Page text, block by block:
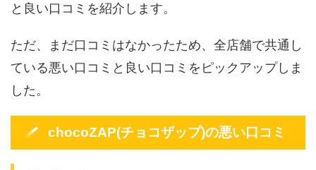
と良い口コミを紹介します。
ただ、まだ口コミはなかったため、全店舗で共通し
ている悪い口コミと良い口コミをピックアップしま
した。
chocoZAP(チョコザップ)の悪い口コミ